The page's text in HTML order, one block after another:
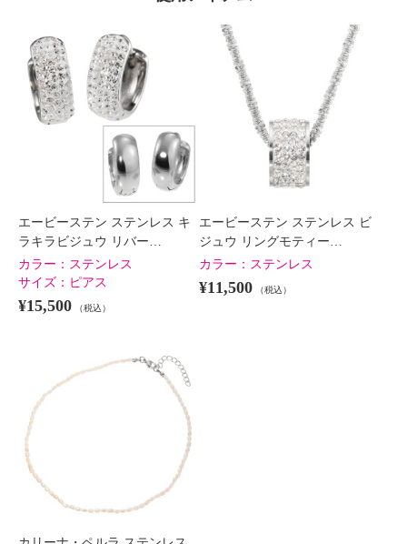
エービーステン ステンレス キ
ラキラビジュウ リバー…
カラー： ステンレス
サイズ： ピアス
¥15,500 （税込）
エービーステン ステンレス ビ
ジュウ リングモティー…
カラー： ステンレス
¥11,500 （税込）